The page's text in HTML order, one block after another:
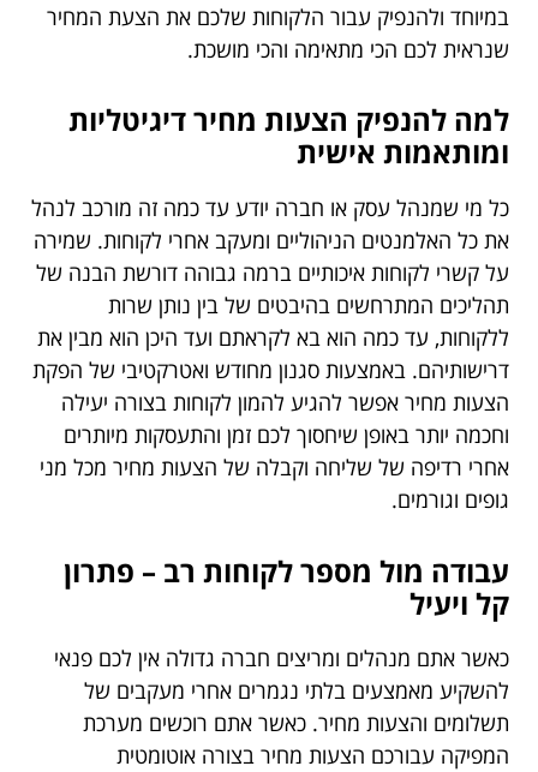
במיוחד ולהנפיק עבור הלקוחות שלכם את הצעת המחיר
שנראית לכם הכי מתאימה והכי מושכת.
למה להנפיק הצעות מחיר דיגיטליות
ומותאמות אישית
כל מי שמנהל עסק או חברה יודע עד כמה זה מורכב לנהל
את כל האלמנטים הניהוליים ומעקב אחרי לקוחות. שמירה
על קשרי לקוחות איכותיים ברמה גבוהה דורשת הבנה של
תהליכים המתרחשים בהיבטים של בין נותן שרות
ללקוחות, עד כמה הוא בא לקראתם ועד היכן הוא מבין את
דרישותיהם. באמצעות סגנון מחודש ואטרקטיבי של הפקת
הצעות מחיר אפשר להגיע להמון לקוחות בצורה יעילה
וחכמה יותר באופן שיחסוך לכם זמן והתעסקות מיותרים
אחרי רדיפה של שליחה וקבלה של הצעות מחיר מכל מני
גופים וגורמים.
עבודה מול מספר לקוחות רב – פתרון
קל ויעיל
כאשר אתם מנהלים ומריצים חברה גדולה אין לכם פנאי
להשקיע מאמצעים בלתי נגמרים אחרי מעקבים של
תשלומים והצעות מחיר. כאשר אתם רוכשים מערכת
המפיקה עבורכם הצעות מחיר בצורה אוטומטית